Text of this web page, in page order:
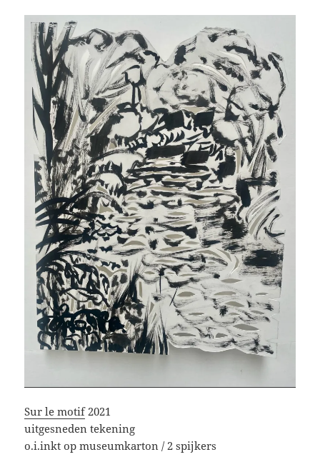
Sur le motif2021
uitgesneden tekening
o.i.inkt op museumkarton / 2 spijkers